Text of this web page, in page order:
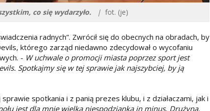
co się wydarzyło. | fot. (je)
radnych”. Zwrócił się do obecnych na obradach, by
którego zarząd niedawno zdecydował o wycofaniu
- W uchwale o promocji miasta poprzez sport jest
Spotkajmy się w tej sprawie jak najszybciej, by ją
spotkania i z panią prezes klubu, i z działaczami, jak i
jest dla mnie wielką niespodzianką in minus. Drużyna,